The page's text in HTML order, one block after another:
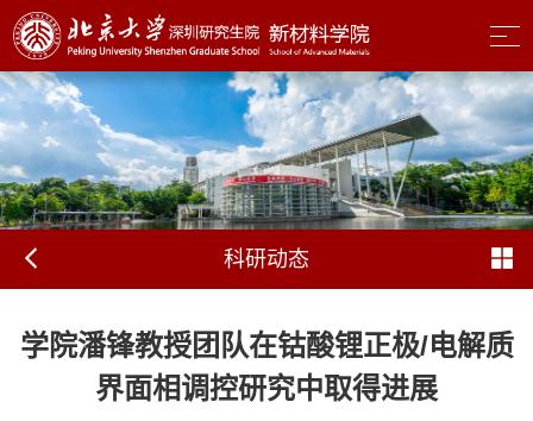
科研动态
学院潘锋教授团队在钴酸锂正极/电解质
界面相调控研究中取得进展